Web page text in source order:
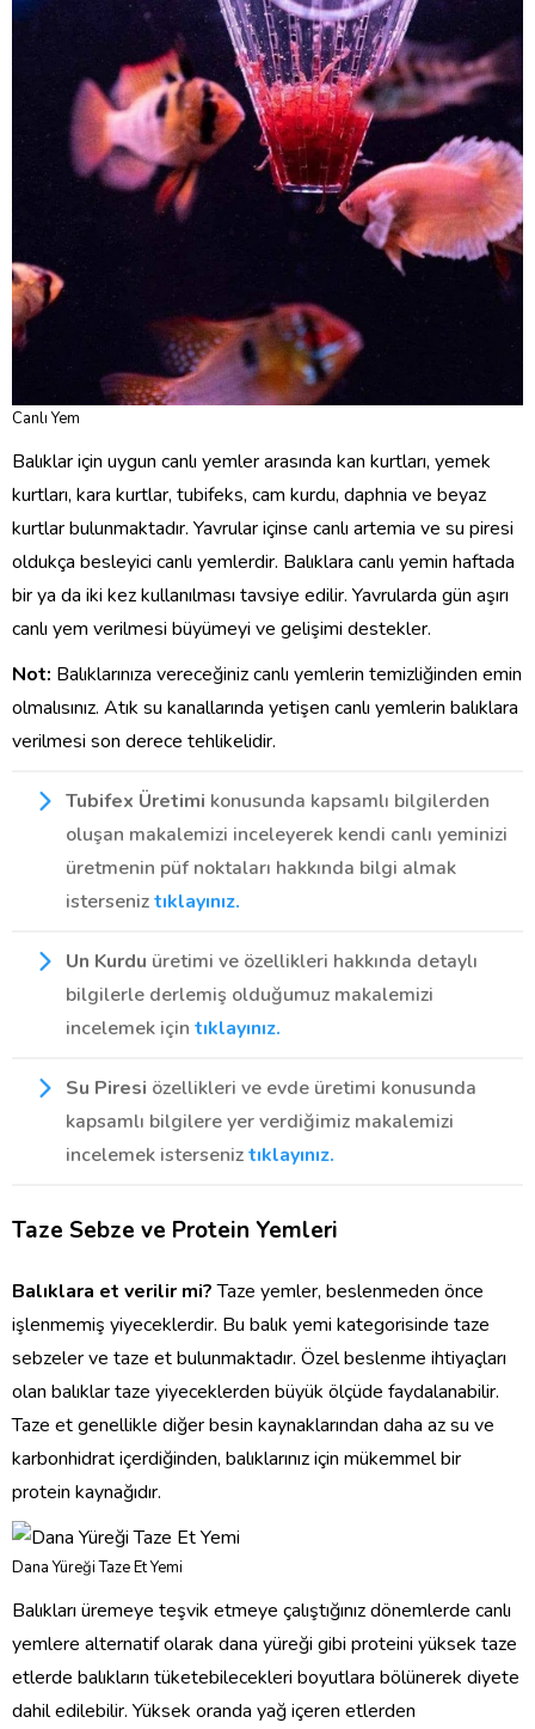
Canlı Yem
Balıklar için uygun canlı yemler arasında kan kurtları, yemek
kurtları, kara kurtlar, tubifeks, cam kurdu, daphnia ve beyaz
kurtlar bulunmaktadır. Yavrular içinse canlı artemia ve su piresi
oldukça besleyici canlı yemlerdir. Balıklara canlı yemin haftada
bir ya da iki kez kullanılması tavsiye edilir. Yavrularda gün aşırı
canlı yem verilmesi büyümeyi ve gelişimi destekler.
Not: Balıklarınıza vereceğiniz canlı yemlerin temizliğinden emin
olmalısınız. Atık su kanallarında yetişen canlı yemlerin balıklara
verilmesi son derece tehlikelidir.
Tubifex Üretimi konusunda kapsamlı bilgilerden
oluşan makalemizi inceleyerek kendi canlı yeminizi
üretmenin püf noktaları hakkında bilgi almak
isterseniztıklayınız.
Un Kurdu üretimi ve özellikleri hakkında detaylı
bilgilerle derlemiş olduğumuz makalemizi
incelemek için tıklayınız.
Su Piresi özellikleri ve evde üretimi konusunda
kapsamlı bilgilere yer verdiğimiz makalemizi
incelemek isterseniztıklayınız.
Taze Sebze ve Protein Yemleri
Balıklara et verilir mi?Taze yemler, beslenmeden önce
işlenmemiş yiyeceklerdir. Bu balık yemi kategorisinde taze
sebzeler ve taze et bulunmaktadır. Özel beslenme ihtiyaçları
olan balıklar taze yiyeceklerden büyük ölçüde faydalanabilir.
Taze et genellikle diğer besin kaynaklarından daha az su ve
karbonhidrat içerdiğinden, balıklarınız için mükemmel bir
protein kaynağıdır.
Dana Yüreği Taze Et Yemi
Balıkları üremeye teşvik etmeye çalıştığınız dönemlerde canlı
yemlere alternatif olarak dana yüreği gibi proteini yüksek taze
etlerde balıkların tüketebilecekleri boyutlara bölünerek diyete
dahil edilebilir. Yüksek oranda yağ içeren etlerden